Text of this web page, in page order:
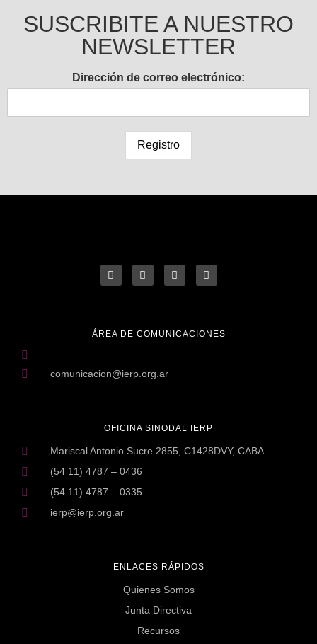
SUSCRIBITE A NUESTRO
NEWSLETTER
Dirección de correo electrónico:
ENLACES RÁPIDOS
Quienes Somos
Junta Directiva
Recursos
OFICINA SINODAL IERP
Mariscal Antonio Sucre 2855, C1428DVY, CABA
(54 11) 4787 – 0436
(54 11) 4787 – 0335
ierp@ierp.org.ar
ÁREA DE COMUNICACIONES
comunicacion@ierp.org.ar